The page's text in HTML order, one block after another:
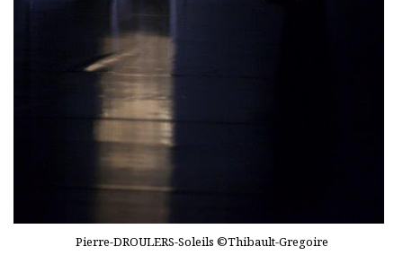
Pierre-DROULERS-Soleils ©Thibault-Gregoire